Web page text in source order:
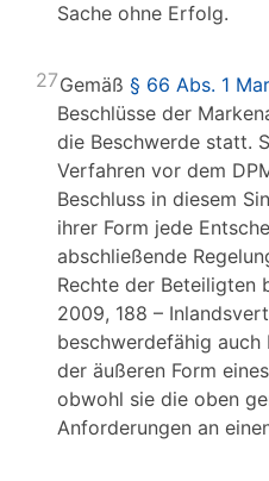
Sache ohne Erfolg.
27Gemäß § 66 Abs. 1
Beschlüsse der
die Beschwerde statt.
Verfahren vor dem
Beschluss in diesem
ihrer Form jede
abschließende
Rechte der Beteiligten
2009, 188 –
beschwerdefähig auch
der äußeren Form
obwohl sie die oben
Anforderungen an